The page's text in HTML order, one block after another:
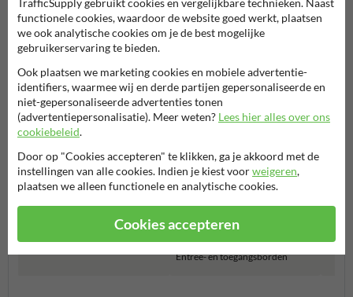
Productcategorieën in deze groep
Entree- en toegangsborden
TrafficSupply gebruikt cookies en vergelijkbare technieken. Naast
functionele cookies, waardoor de website goed werkt, plaatsen
we ook analytische cookies om je de best mogelijke
gebruikerservaring te bieden.
Ook plaatsen we marketing cookies en mobiele advertentie-
identifiers, waarmee wij en derde partijen gepersonaliseerde en
niet-gepersonaliseerde advertenties tonen
(advertentiepersonalisatie). Meer weten? Lees hier alles over ons
cookiebeleid.
Door op "Cookies accepteren" te klikken, ga je akkoord met de
instellingen van alle cookies. Indien je kiest voorweigeren,
plaatsen we alleen functionele en analytische cookies.
Cookies accepteren